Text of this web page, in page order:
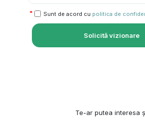
Sunt de acord cu politica de
Solicită vizionare
Te-ar putea interesa